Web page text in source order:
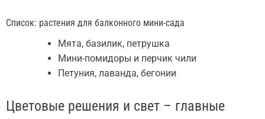
Список: растения для балконного мини-сада
Мята, базилик, петрушка
Мини-помидоры и перчик чили
Петуния, лаванда, бегонии
Цветовые решения и свет – главные